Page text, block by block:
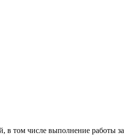
в том числе выполнение работы за